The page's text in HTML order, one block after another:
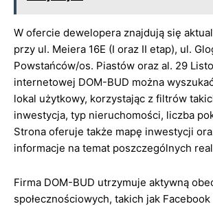
W ofercie dewelopera znajdują się
przy ul. Meiera 16E (I oraz II etap), ul.
Powstańców/os. Piastów oraz al. 29
internetowej DOM-BUD można
lokal użytkowy, korzystając z filtrów
inwestycja, typ nieruchomości, liczba
Strona oferuje także mapę inwestycji
informacje na temat poszczególnych
Firma DOM-BUD utrzymuje aktywną
społecznościowych, takich jak